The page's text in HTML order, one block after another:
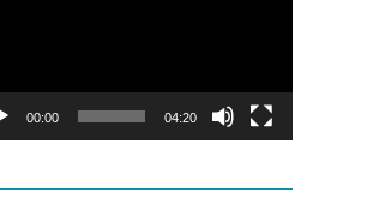
00:00 04:20